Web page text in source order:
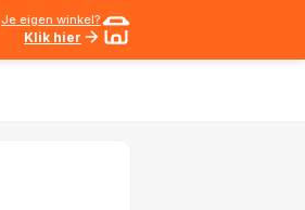
Je eigen winkel?
Klik hier